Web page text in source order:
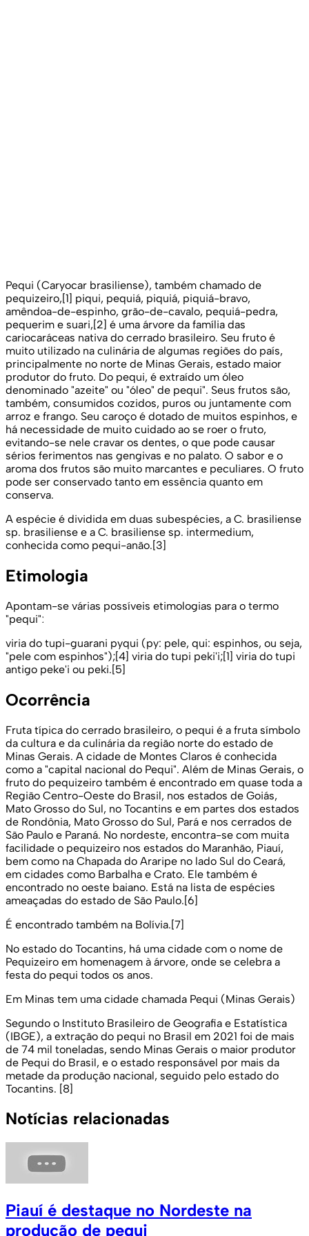
Pequi (Caryocar brasiliense), também chamado de
pequizeiro,[1] piqui, pequiá, piquiá, piquiá-bravo,
amêndoa-de-espinho, grão-de-cavalo, pequiá-pedra,
pequerim e suari,[2] é uma árvore da família das
cariocaráceas nativa do cerrado brasileiro. Seu fruto é
muito utilizado na culinária de algumas regiões do país,
principalmente no norte de Minas Gerais, estado maior
produtor do fruto. Do pequi, é extraído um óleo
denominado "azeite" ou "óleo" de pequi". Seus frutos são,
também, consumidos cozidos, puros ou juntamente com
arroz e frango. Seu caroço é dotado de muitos espinhos, e
há necessidade de muito cuidado ao se roer o fruto,
evitando-se nele cravar os dentes, o que pode causar
sérios ferimentos nas gengivas e no palato. O sabor e o
aroma dos frutos são muito marcantes e peculiares. O fruto
pode ser conservado tanto em essência quanto em
conserva.
A espécie é dividida em duas subespécies, a C. brasiliense
sp. brasiliense e a C. brasiliense sp. intermedium,
conhecida como pequi-anão.[3]
Etimologia
Apontam-se várias possíveis etimologias para o termo
"pequi"ː
viria do tupi-guarani pyqui (py: pele, qui: espinhos, ou seja,
"pele com espinhos");[4] viria do tupi peki'i;[1] viria do tupi
antigo peke'i ou peki.[5]
Ocorrência
Fruta típica do cerrado brasileiro, o pequi é a fruta símbolo
da cultura e da culinária da região norte do estado de
Minas Gerais. A cidade de Montes Claros é conhecida
como a "capital nacional do Pequi". Além de Minas Gerais, o
fruto do pequizeiro também é encontrado em quase toda a
Região Centro-Oeste do Brasil, nos estados de Goiás,
Mato Grosso do Sul, no Tocantins e em partes dos estados
de Rondônia, Mato Grosso do Sul, Pará e nos cerrados de
São Paulo e Paraná. No nordeste, encontra-se com muita
facilidade o pequizeiro nos estados do Maranhão, Piauí,
bem como na Chapada do Araripe no lado Sul do Ceará,
em cidades como Barbalha e Crato. Ele também é
encontrado no oeste baiano. Está na lista de espécies
ameaçadas do estado de São Paulo.[6]
É encontrado também na Bolívia.[7]
No estado do Tocantins, há uma cidade com o nome de
Pequizeiro em homenagem à árvore, onde se celebra a
festa do pequi todos os anos.
Em Minas tem uma cidade chamada Pequi (Minas Gerais)
Segundo o Instituto Brasileiro de Geografia e Estatística
(IBGE), a extração do pequi no Brasil em 2021 foi de mais
de 74 mil toneladas, sendo Minas Gerais o maior produtor
de Pequi do Brasil, e o estado responsável por mais da
metade da produção nacional, seguido pelo estado do
Tocantins. [8]
Notícias relacionadas
Piauí é destaque no Nordeste na
produção de pequi